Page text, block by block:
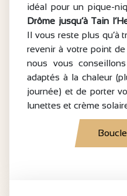
idéal pour un pique-
Drôme jusqu’à Tain
Il vous reste plus qu’à
revenir à votre point de
nous vous
adaptés à la chaleur
journée) et de porter
lunettes et crème